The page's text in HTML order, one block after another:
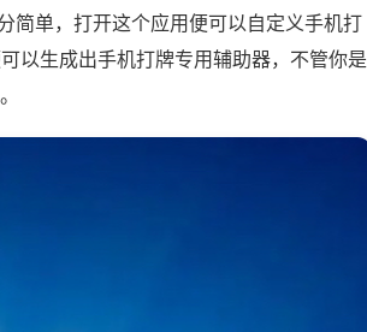
简单，打开这个应用便可以自定义手机打
以生成出手机打牌专用辅助器，不管你是